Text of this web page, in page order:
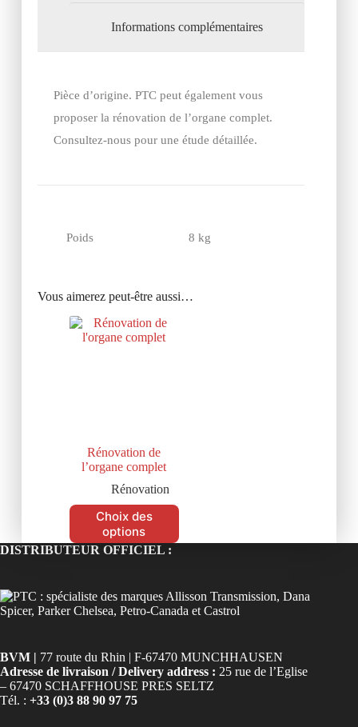
Informations complémentaires
Pièce d’origine. PTC peut également vous
proposer la rénovation de l’organe complet.
Consultez-nous pour une étude détaillée.
Poids 8 kg
Vous aimerez peut-être aussi…
Rénovation de
l’organe complet
Rénovation
Choix des
options
DISTRIBUTEUR OFFICIEL :
BVM | 77 route du Rhin | F-67470 MUNCHHAUSEN
Adresse de livraison / Delivery address : 25 rue de l’Eglise
– 67470 SCHAFFHOUSE PRES SELTZ
Tél. : +33 (0)3 88 90 97 75